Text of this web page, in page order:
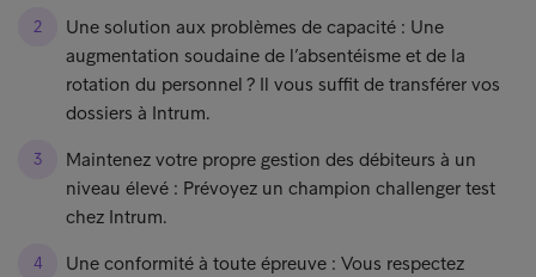
Une solution aux problèmes de capacité : Une
augmentation soudaine de l’absentéisme et de la
rotation du personnel ? Il vous suffit de transférer vos
dossiers à Intrum.
Maintenez votre propre gestion des débiteurs à un
niveau élevé : Prévoyez un champion challenger test
chez Intrum.
Une conformité à toute épreuve : Vous respectez